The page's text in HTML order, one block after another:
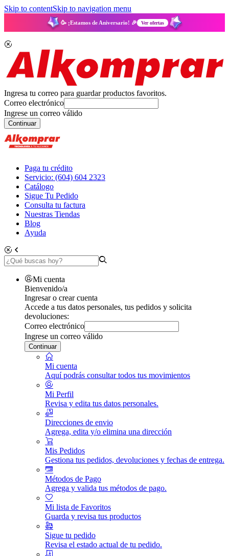
Skip to contentSkip to navigation menu
🥳 ¡Estamos de Aniversario! 🎉 Ver ofertas
Ingresa tu correo para guardar productos favoritos.
Correo electrónico
Ingrese un correo válido
Continuar
Paga tu crédito
Servicio: (604) 604 2323
Catálogo
Sigue Tu Pedido
Consulta tu factura
Nuestras Tiendas
Blog
Ayuda
Mi cuenta
Bienvenido/a
Ingresar o crear cuenta
Accede a tus datos personales, tus pedidos y solicita
devoluciones:
Correo electrónico
Ingrese un correo válido
Continuar
Mi cuenta
Aquí podrás consultar todos tus movimientos
Mi Perfil
Revisa y edita tus datos personales.
Direcciones de envio
Agrega, edita y/o elimina una dirección
Mis Pedidos
Gestiona tus pedidos, devoluciones y fechas de entrega.
Métodos de Pago
Agrega y valida tus métodos de pago.
Mi lista de Favoritos
Guarda y revisa tus productos
Sigue tu pedido
Revisa el estado actual de tu pedido.